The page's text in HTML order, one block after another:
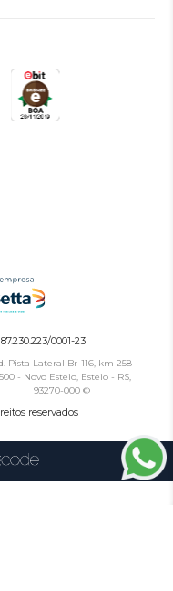
0001-23
Pista Lateral Br-116, km 258 -
- Novo Esteio, Esteio - RS,
93270-000 ©
reservados